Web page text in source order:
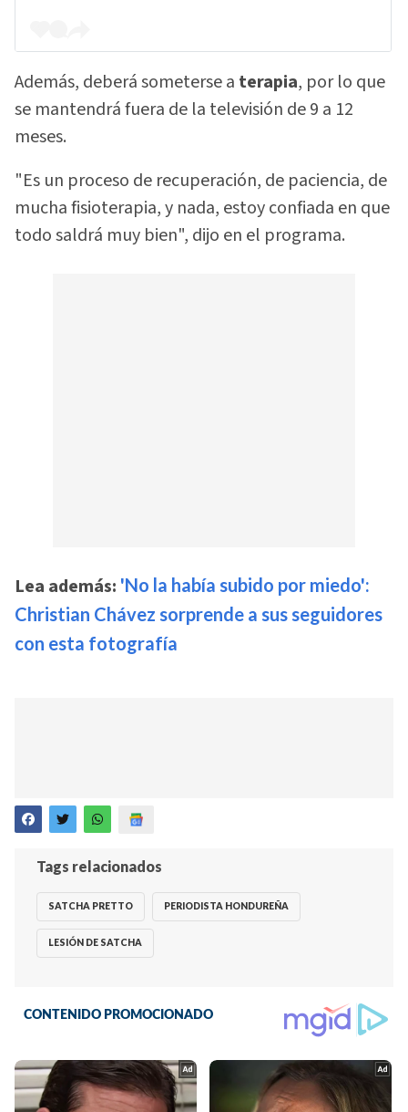
Además, deberá someterse a terapia, por lo que
se mantendrá fuera de la televisión de 9 a 12
meses.
"Es un proceso de recuperación, de paciencia, de
mucha fisioterapia, y nada, estoy confiada en que
todo saldrá muy bien", dijo en el programa.
Lea además: 'No la había subido por miedo':
Christian Chávez sorprende a sus seguidores
con esta fotografía
Tags relacionados
SATCHA PRETTO PERIODISTA HONDUREÑA
LESIÓN DE SATCHA